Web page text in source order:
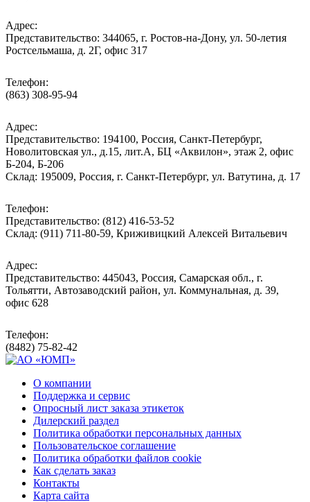
Адрес:
Представительство: 344065, г. Ростов-на-Дону, ул. 50-летия
Ростсельмаша, д. 2Г, офис 317
Телефон:
(863) 308-95-94
Адрес:
Представительство: 194100, Россия, Санкт-Петербург,
Новолитовская ул., д.15, лит.А, БЦ «Аквилон», этаж 2, офис
Б-204, Б-206
Склад: 195009, Россия, г. Санкт-Петербург, ул. Ватутина, д. 17
Телефон:
Представительство: (812) 416-53-52
Склад: (911) 711-80-59, Криживицкий Алексей Витальевич
Адрес:
Представительство: 445043, Россия, Самарская обл., г.
Тольятти, Автозаводский район, ул. Коммунальная, д. 39,
офис 628
Телефон:
(8482) 75-82-42
О компании
Поддержка и сервис
Опросный лист заказа этикеток
Дилерский раздел
Политика обработки персональных данных
Пользовательское соглашение
Политика обработки файлов cookie
Как сделать заказ
Контакты
Карта сайта